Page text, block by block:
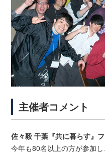
主催者コメント
佐々毅 千葉『共に暮らす』
今年も80名以上の方が参加